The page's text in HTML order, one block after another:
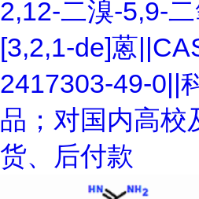
2,12-二溴-5,9-
[3,2,1-de]蒽
2417303-49-0||
品；对国内高校
货、后付款